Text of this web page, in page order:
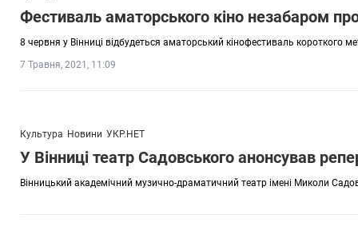
Фестиваль аматорського кіно незабаром
8 червня у Вінниці відбудеться аматорський кінофестиваль короткого
7 Травня, 2021, 11:09
Культура Новини УКР.НЕТ
У Вінниці театр Садовського анонсував
Вінницький академічний музично-драматичний театр імені Миколи